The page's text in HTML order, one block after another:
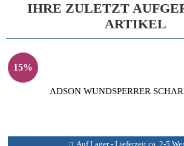
IHRE ZULETZT
ARTIKEL
15%
ADSON WUNDSPERRER
Auf Lager - Lieferzeit ca. 2-5